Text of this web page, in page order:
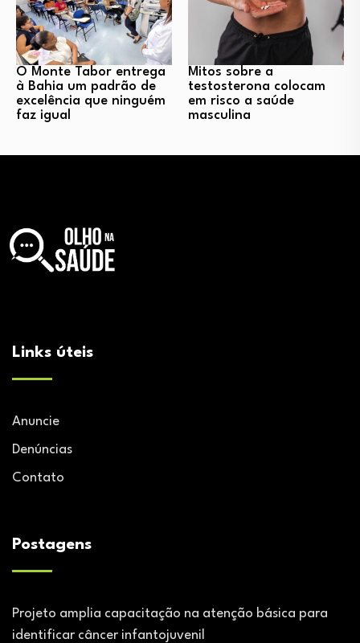
O Monte Tabor entrega
à Bahia um padrão de
excelência que ninguém
faz igual
Mitos sobre a
testosterona colocam
em risco a saúde
masculina
Links úteis
Anuncie
Denúncias
Contato
Postagens
Projeto amplia capacitação na atenção básica para
identificar câncer infantojuvenil